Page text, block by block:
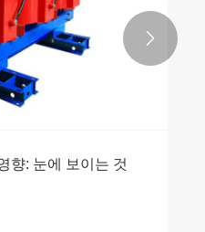
향: 눈에 보이는 것
